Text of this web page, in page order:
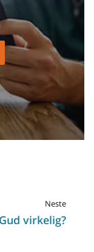
Neste
virkelig?